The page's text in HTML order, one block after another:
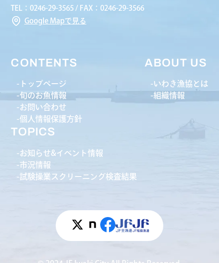
TEL：0246-29-3565 / FAX：0246-29-3566
Google Mapで見る
CONTENTS
トップページ
旬のお魚情報
お問い合わせ
個人情報保護方針
ABOUT US
いわき漁協とは
組織情報
TOPICS
お知らせ&イベント情報
市況情報
試験操業スクリーニング検査結果